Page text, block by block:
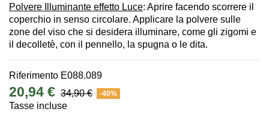
Polvere Illuminante effetto Luce: Aprire facendo scorrere il
coperchio in senso circolare. Applicare la polvere sulle
zone del viso che si desidera illuminare, come gli zigomi e
il decolletè, con il pennello, la spugna o le dita.
Riferimento E088.089
20,94 € 34,90 € -40%
Tasse incluse